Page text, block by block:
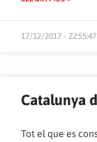
17/12/2017 - 22:55:47
Catalunya
Tot el que es